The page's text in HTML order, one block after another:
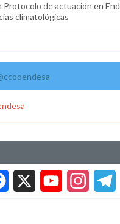
Protocolo de actuación en
climatológicas
X